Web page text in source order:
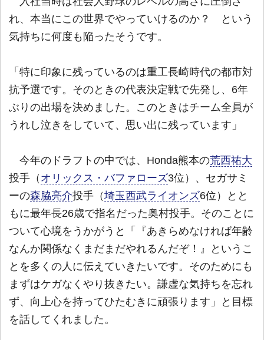
れ、本当にこの世界でやっていけるのか？ という
気持ちに何度も陥ったそうです。
「特に印象に残っているのは重工長崎時代の都市対
抗予選です。そのときの代表決定戦で先発し、6年
ぶりの出場を決めました。このときはチーム全員が
うれし泣きをしていて、思い出に残っています」
今年のドラフトの中では、Honda熊本の荒西祐大
投手（ オリックス・バファローズ3位）、セガサミ
ーの森脇亮介投手（埼玉西武ライオンズ6位）とと
もに最年長26歳で指名だった奥村投手。そのことに
ついて心境をうかがうと「『あきらめなければ年齢
なんか関係なくまだまだやれるんだぞ！』というこ
とを多くの人に伝えていきたいです。そのためにも
まずはケガなくやり抜きたい。謙虚な気持ちを忘れ
ず、向上心を持ってひたむきに頑張ります」と目標
を話してくれました。